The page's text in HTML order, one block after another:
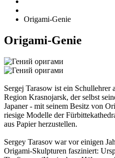
Origami-Genie
Origami-Genie
Sergej Tarasow ist ein
Region Krasnojarsk, der selbst
Japaner - mit seinem Besitz von
riesige Modelle der
aus Papier herzustellen.
Sergey Tarasov war vor einigen
Origami-Skulpturen fasziniert: